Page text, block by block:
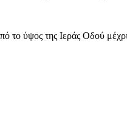
το ύψος της Ιεράς Οδού